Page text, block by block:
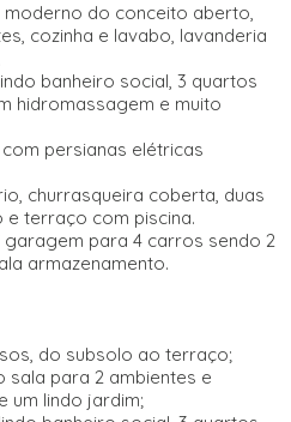
moderno do conceito aberto,
cozinha e lavabo, lavanderia
banheiro social, 3 quartos
hidromassagem e muito
persianas elétricas
churrasqueira coberta, duas
terraço com piscina.
para 4 carros sendo 2
armazenamento.
do subsolo ao terraço;
sala para 2 ambientes e
um lindo jardim;